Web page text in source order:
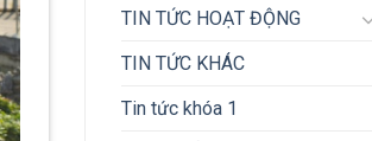
TIN TỨC HOẠT ĐỘNG
TIN TỨC KHÁC
Tin tức khóa 1